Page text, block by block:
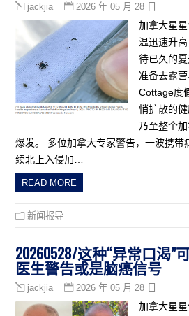
jackjia 2026 年 05 月 28 日
加拿大星
温迅速升
待已久的
准备去露
Cottage度
悄扩散的
乃至整个
爆发。 多位加拿大专家警告，一波携带
续北上入侵加…
READ MORE
新闻报导
20260528/这种“异常口渴”
医生警告或是脑癌信号
jackjia 2026 年 05 月 28 日
加拿大星